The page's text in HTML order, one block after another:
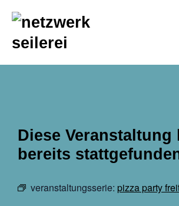
springen
Diese Veranstaltung
bereits
veranstaltungsserie: pizza party